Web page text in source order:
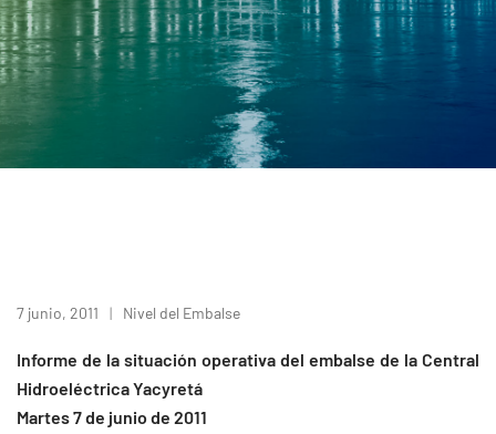
7 junio, 2011 Nivel del Embalse
Informe de la situación operativa del embalse de la Central
Hidroeléctrica Yacyretá
Martes 7 de junio de 2011